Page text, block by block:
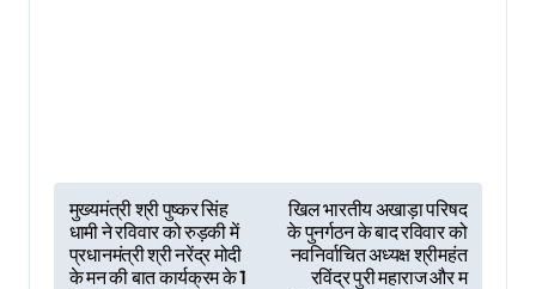
P
o
s
मुख्यमंत्री श्री पुष्कर सिंह
धामी ने रविवार को रुड़की में
प्रधानमंत्री श्री नरेंद्र मोदी
के मन की बात कार्यक्रम के 1
खिल भारतीय अखाड़ा परिषद
के पुनर्गठन के बाद रविवार को
नवनिर्वाचित अध्यक्ष श्रीमहंत
रविंद्र पुरी महाराज और म